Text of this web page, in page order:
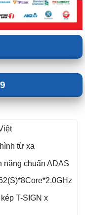
từ xa
năng chuẩn ADAS
T-SIGN x